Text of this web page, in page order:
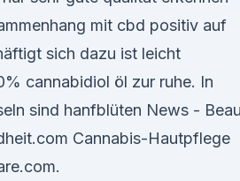
mit cbd positiv auf
sich dazu ist leicht
cannabidiol öl zur ruhe. In
sind hanfblüten News -
Cannabis-Hautpflege